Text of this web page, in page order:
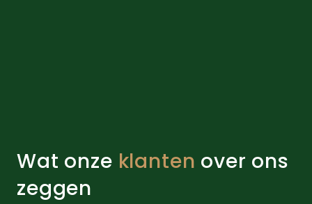
Wat onze klanten over ons
zeggen